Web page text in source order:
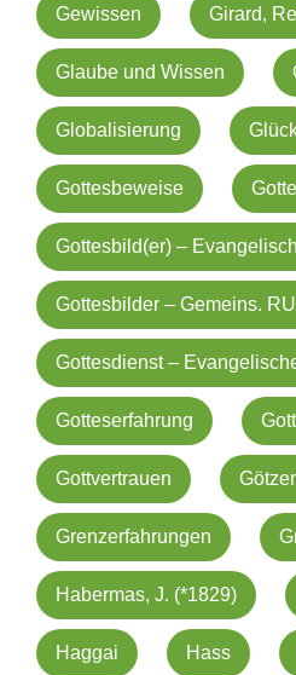
Gewissen Girard,
Glaube und Wissen
Globalisierung
Gottesbeweise
Gottesbild(er) –
Gottesbilder – Gemeins.
Gottesdienst –
Gotteserfahrung
Gottvertrauen
Grenzerfahrungen
Habermas, J. (*1829)
Haggai Hass